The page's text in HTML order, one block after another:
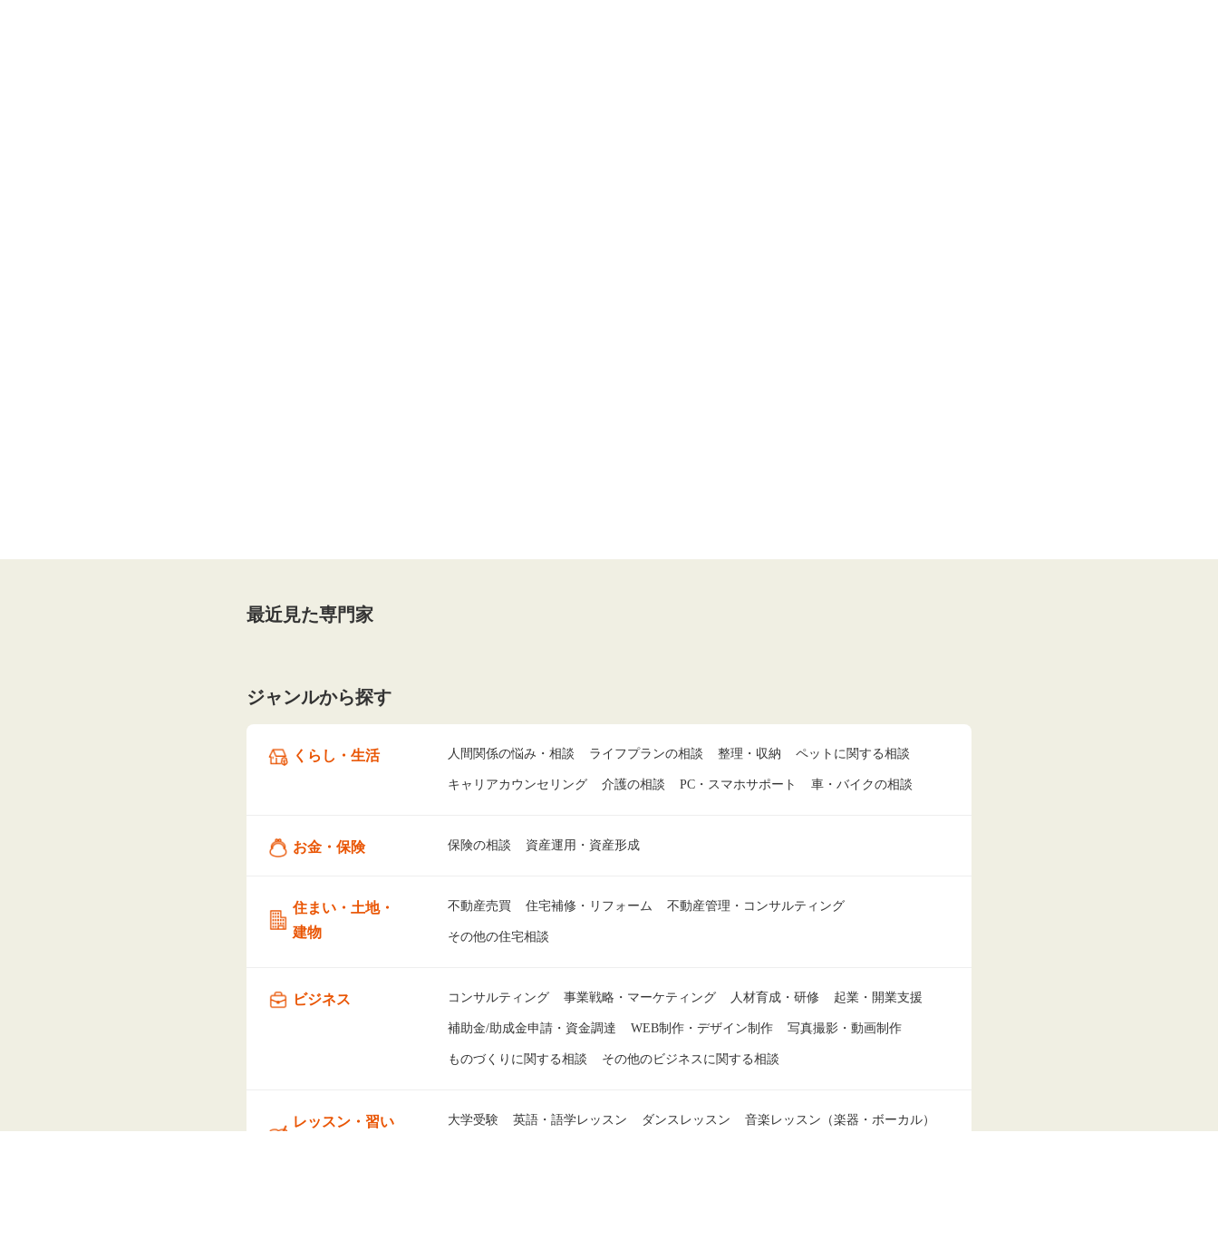
最近見た専門家
ジャンルから探す
くらし・生活 人間関係の悩み・相談 ライフプランの相談 整理・収納 ペットに関する相談
キャリアカウンセリング 介護の相談 PC・スマホサポート 車・バイクの相談
お金・保険 保険の相談 資産運用・資産形成
住まい・土地・
建物
不動産売買 住宅補修・リフォーム 不動産管理・コンサルティング
その他の住宅相談
ビジネス コンサルティング 事業戦略・マーケティング 人材育成・研修 起業・開業支援
補助金/助成金申請・資金調達 WEB制作・デザイン制作 写真撮影・動画制作
ものづくりに関する相談 その他のビジネスに関する相談
レッスン・習い
大学受験 英語・語学レッスン ダンスレッスン 音楽レッスン（楽器・ボーカル）